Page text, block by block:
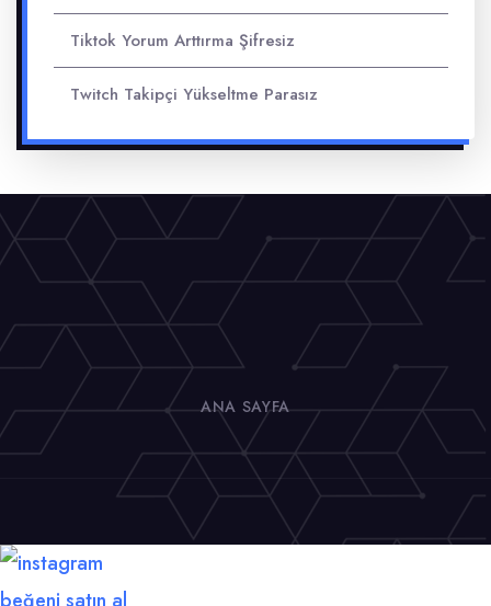
Tiktok Yorum Arttırma Şifresiz
Twitch Takipçi Yükseltme Parasız
ANA SAYFA